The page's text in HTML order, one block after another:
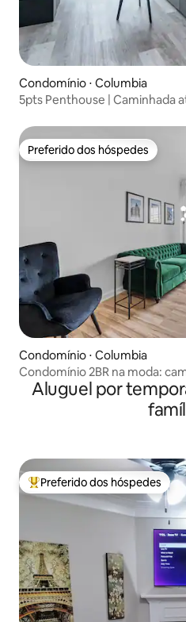
Condomínio ⋅ Columbia
5pts Penthouse | Caminhada
Preferido dos hóspedes
Preferido dos hóspedes
Condomínio ⋅ Columbia
Condomínio 2BR na moda:
Aluguel por
Entre os melhores preferidos
Preferido dos hóspedes